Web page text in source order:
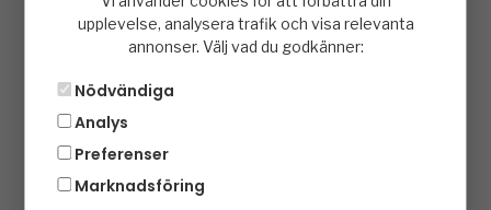
upplevelse, analysera trafik och visa relevanta
annonser. Välj vad du godkänner:
Nödvändiga
Analys
Preferenser
Marknadsföring